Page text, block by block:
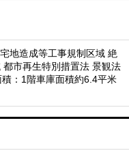
地造成等工事規制区域 絶
市再生特別措置法 景観法
：1階車庫面積約6.4平米